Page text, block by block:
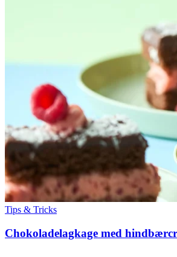
Tips & Tricks
Chokoladelagkage med